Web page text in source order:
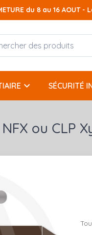
du 8 au 16
keyboard_arrow_down SÉCURITÉ
ou CLP